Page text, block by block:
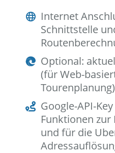
Internet
Schnittstelle
Optional:
(für Web-
Tourenplanung)
Google-API-
Funktionen
und für die